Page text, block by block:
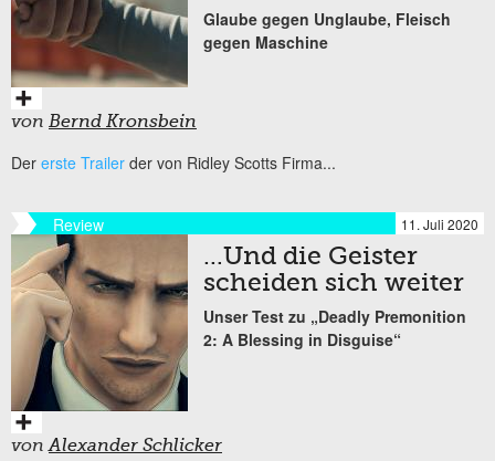
Glaube gegen Unglaube, Fleisch
gegen Maschine
von Bernd Kronsbein
Der erste Trailer der von Ridley Scotts Firma...
Review 11. Juli 2020
…Und die Geister
scheiden sich weiter
Unser Test zu „Deadly Premonition
2: A Blessing in Disguise“
vonAlexander Schlicker